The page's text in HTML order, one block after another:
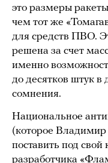
это размеры
чем тот же
для средств ПВО.
решена за счет
именно
до десятков штук
сомнения.
Национальное
(которое Владимир
поставить под
разработчика